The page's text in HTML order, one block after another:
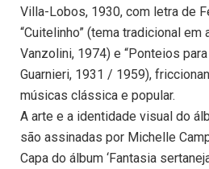
Villa-Lobos, 1930, com letra de
“Cuitelinho” (tema tradicional em
Vanzolini, 1974) e “Ponteios para
Guarnieri, 1931 / 1959),
músicas clássica e popular.
A arte e a identidade visual do
são assinadas por Michelle
Capa do álbum ‘Fantasia